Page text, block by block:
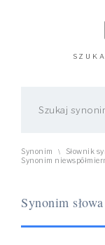
Synonim \ Słownik
Synonim
Synonim słowa